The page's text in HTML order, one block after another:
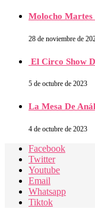
Molocho Martes
28 de noviembre de
El Circo Show
5 de octubre de 2023
La Mesa De
4 de octubre de 2023
Facebook
Twitter
Youtube
Email
Whatsapp
Tiktok